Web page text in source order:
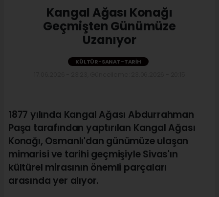
Kangal Ağası Konağı
Geçmişten Günümüze
Uzanıyor
KÜLTÜR-SANAT-TARIH
1877 yılında Kangal Ağası Abdurrahman
Paşa tarafından yaptırılan Kangal Ağası
Konağı, Osmanlı'dan günümüze ulaşan
mimarisi ve tarihi geçmişiyle Sivas'ın
kültürel mirasının önemli parçaları
arasında yer alıyor.